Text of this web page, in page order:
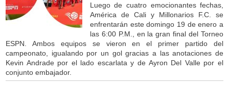
Luego de cuatro emocionantes fechas,
América de Cali y Millonarios F.C. se
enfrentarán este domingo 19 de enero a
las 6:00 P.M., en la gran final del Torneo
ESPN. Ambos equipos se vieron en el primer partido del
campeonato, igualando por un gol gracias a las anotaciones de
Kevin Andrade por el lado escarlata y de Ayron Del Valle por el
conjunto embajador.